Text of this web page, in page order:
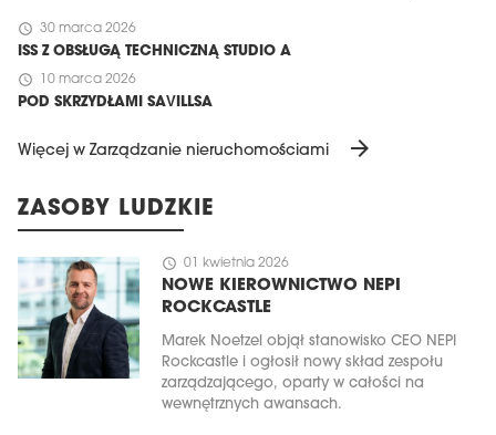
schedule 30 marca 2026
ISS Z OBSŁUGĄ TECHNICZNĄ STUDIO A
schedule 10 marca 2026
POD SKRZYDŁAMI SAVILLSA
Więcej w Zarządzanie nieruchomościami arrow_forward
ZASOBY LUDZKIE
schedule 01 kwietnia 2026
NOWE KIEROWNICTWO NEPI
ROCKCASTLE
Marek Noetzel objął stanowisko CEO NEPI
Rockcastle i ogłosił nowy skład zespołu
zarządzającego, oparty w całości na
wewnętrznych awansach.